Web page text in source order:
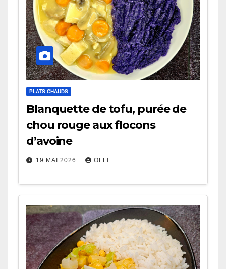
PLATS CHAUDS
Blanquette de tofu, purée de
chou rouge aux flocons
d’avoine
19 MAI 2026 OLLI